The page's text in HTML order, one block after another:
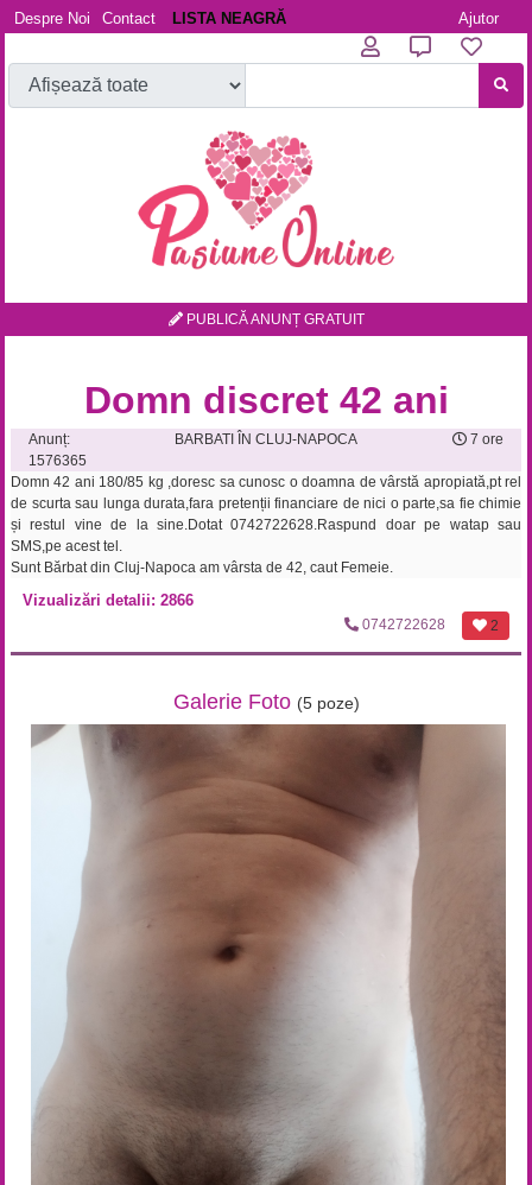
Despre Noi Contact LISTA NEAGRĂ Ajutor
PUBLICĂ ANUNȚ GRATUIT
Domn discret 42 ani
Anunț:
1576365
BARBATI ÎN CLUJ-NAPOCA 7 ore
Domn 42 ani 180/85 kg ,doresc sa cunosc o doamna de vârstă apropiată,pt rel
de scurta sau lunga durata,fara pretenții financiare de nici o parte,sa fie chimie
și restul vine de la sine.Dotat 0742722628.Raspund doar pe watap sau
SMS,pe acest tel.
Sunt Bărbat din Cluj-Napoca am vârsta de 42, caut Femeie.
Vizualizări detalii: 2866
0742722628 2
Galerie Foto (5 poze)